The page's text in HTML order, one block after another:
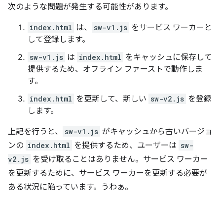
次のような問題が発生する可能性があります。
index.html は、 sw-v1.js をサービス ワーカーと
して登録します。
sw-v1.js は index.html をキャッシュに保存して
提供するため、オフライン ファーストで動作しま
す。
index.html を更新して、新しい sw-v2.js を登録
します。
上記を行うと、 sw-v1.js がキャッシュから古いバージョ
ンの index.html を提供するため、ユーザーは sw-
v2.js を受け取ることはありません。サービス ワーカー
を更新するために、サービス ワーカーを更新する必要が
ある状況に陥っています。うわぁ。